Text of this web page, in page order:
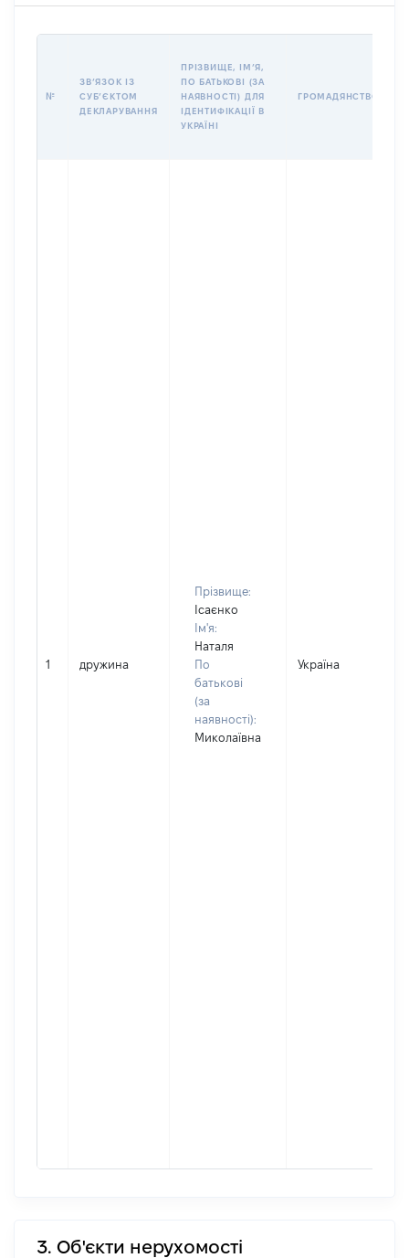
№
ЗВʼЯЗОК ІЗ
СУБʼЄКТОМ
ДЕКЛАРУВАННЯ
ПРІЗВИЩЕ, ІМʼЯ,
ПО БАТЬКОВІ (ЗА
НАЯВНОСТІ) ДЛЯ
ІДЕНТИФІКАЦІЇ В
УКРАЇНІ
ГРОМАДЯНСТВО
1 дружина
Прізвище:
Ісаєнко
Ім'я:
Наталя
По
батькові
(за
наявності):
Миколаївна
Україна
3. Об'єкти нерухомості